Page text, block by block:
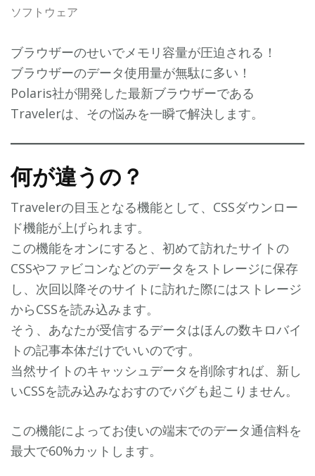
ソフトウェア
ブラウザーのせいでメモリ容量が圧迫される！
ブラウザーのデータ使用量が無駄に多い！
Polaris社が開発した最新ブラウザーである
Travelerは、その悩みを一瞬で解決します。
何が違うの？
Travelerの目玉となる機能として、CSSダウンロー
ド機能が上げられます。
この機能をオンにすると、初めて訪れたサイトの
CSSやファビコンなどのデータをストレージに保存
し、次回以降そのサイトに訪れた際にはストレージ
からCSSを読み込みます。
そう、あなたが受信するデータはほんの数キロバイ
トの記事本体だけでいいのです。
当然サイトのキャッシュデータを削除すれば、新し
いCSSを読み込みなおすのでバグも起こりません。
この機能によってお使いの端末でのデータ通信料を
最大で60%カットします。